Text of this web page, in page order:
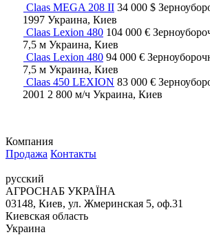
Claas MEGA 208 II 34 000 $
1997 Украина, Киев
Claas Lexion 480 104 000 €
7,5 м Украина, Киев
Claas Lexion 480 94 000 €
7,5 м Украина, Киев
Claas 450 LEXION 83 000 €
2001 2 800 м/ч Украина, Киев
Компания
Продажа Контакты
русский
АГРОСНАБ УКРАЇНА
03148, Киев, ул. Жмеринская 5, оф.31
Киевская область
Украина